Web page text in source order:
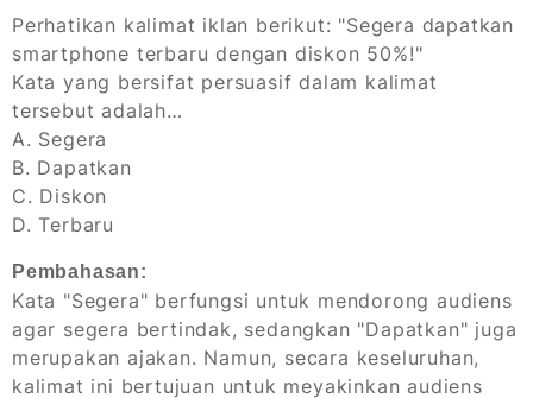
Perhatikan kalimat iklan berikut: "Segera dapatkan
smartphone terbaru dengan diskon 50%!"
Kata yang bersifat persuasif dalam kalimat
tersebut adalah…
A. Segera
B. Dapatkan
C. Diskon
D. Terbaru
Pembahasan:
Kata "Segera" berfungsi untuk mendorong audiens
agar segera bertindak, sedangkan "Dapatkan" juga
merupakan ajakan. Namun, secara keseluruhan,
kalimat ini bertujuan untuk meyakinkan audiens